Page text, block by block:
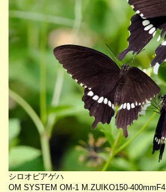
シロオビアゲハ
OM SYSTEM OM-1 M.ZUIKO150-